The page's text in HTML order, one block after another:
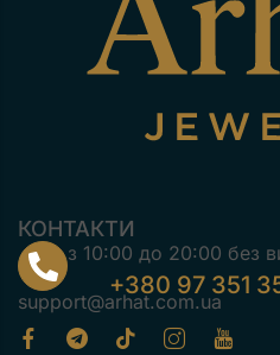
КОНТАКТИ
з 10:00 до 20:00 без
+380 97 351
support@arhat.com.ua